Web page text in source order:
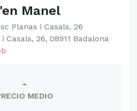
Manel
Planas i Casals, 26
Casals, 26, 08911 Badalona
-
MEDIO